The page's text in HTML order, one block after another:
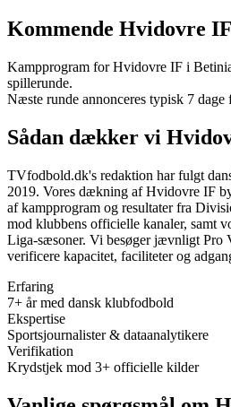
Kommende Hvidovre IF
Kampprogram forHvidovre IF i
spillerunde.
Næste runde annonceres typisk 7 dage
Sådan dækker vi
TVfodbold.dk's redaktion har fulgt
2019. Vores dækning afHvidovre IF
af kampprogram og resultater fra
mod klubbens officielle kanaler, samt
Liga-sæsoner. Vi besøger jævnligt Pro
verificere kapacitet, faciliteter og
Erfaring
7+ år med dansk klubfodbold
Ekspertise
Sportsjournalister & dataanalytikere
Verifikation
Krydstjek mod 3+ officielle kilder